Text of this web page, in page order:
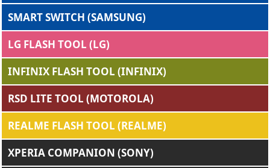
SMART SWITCH (SAMSUNG)
LG FLASH TOOL (LG)
INFINIX FLASH TOOL (INFINIX)
RSD LITE TOOL (MOTOROLA)
REALME FLASH TOOL (REALME)
XPERIA COMPANION (SONY)